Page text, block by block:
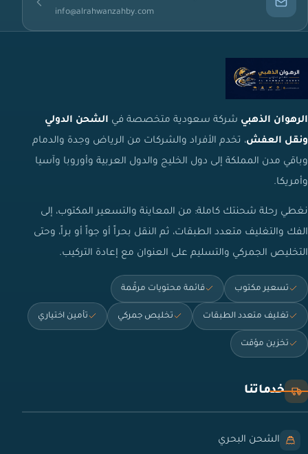
info@alrahwanzahby.com
الرهوان الذهبي شركة سعودية متخصصة في الشحن الدولي
ونقل العفش، تخدم الأفراد والشركات من الرياض وجدة والدمام
وباقي مدن المملكة إلى دول الخليج والدول العربية وأوروبا وآسيا
وأمريكا.
نغطي رحلة شحنتك كاملة: من المعاينة والتسعير المكتوب، إلى
الفك والتغليف متعدد الطبقات، ثم النقل بحراً أو جواً أو براً، وحتى
التخليص الجمركي والتسليم على العنوان مع إعادة التركيب.
تسعير مكتوب قائمة محتويات مرقّمة
تغليف متعدد الطبقات تخليص جمركي تأمين اختياري
تخزين مؤقت
خدماتنا
الشحن البحري